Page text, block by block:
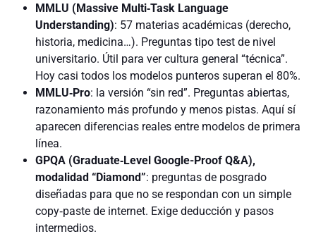
MMLU (Massive Multi‑Task Language
Understanding): 57 materias académicas (derecho,
historia, medicina…). Preguntas tipo test de nivel
universitario. Útil para ver cultura general “técnica”.
Hoy casi todos los modelos punteros superan el 80%.
MMLU‑Pro: la versión “sin red”. Preguntas abiertas,
razonamiento más profundo y menos pistas. Aquí sí
aparecen diferencias reales entre modelos de primera
línea.
GPQA (Graduate‑Level Google-Proof Q&A),
modalidad “Diamond”: preguntas de posgrado
diseñadas para que no se respondan con un simple
copy‑paste de internet. Exige deducción y pasos
intermedios.